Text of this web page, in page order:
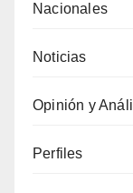
Nacionales
Noticias
Opinión y
Perfiles